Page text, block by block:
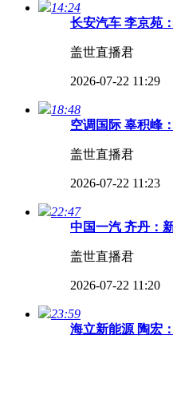
14:24
长安汽车 李京苑
盖世直播君
2026-07-22 11:29
18:48
空调国际 辜积峰
盖世直播君
2026-07-22 11:23
22:47
中国一汽 齐丹：
盖世直播君
2026-07-22 11:20
23:59
海立新能源 陶宏